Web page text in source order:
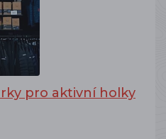
pro aktivní holky